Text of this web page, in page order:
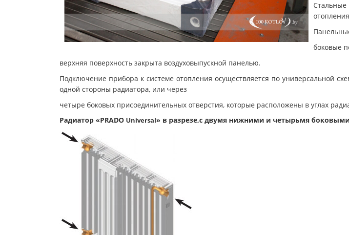
боковые
верхняя поверхность закрыта воздуховыпускной панелью.
Подключение прибора к системе отопления осуществляется по универсальной
одной стороны радиатора, или через
четыре боковых присоединительных отверстия, которые расположены в углах
Радиатор «PRADO Universal» в разрезе,с двумя нижними и четырьмя